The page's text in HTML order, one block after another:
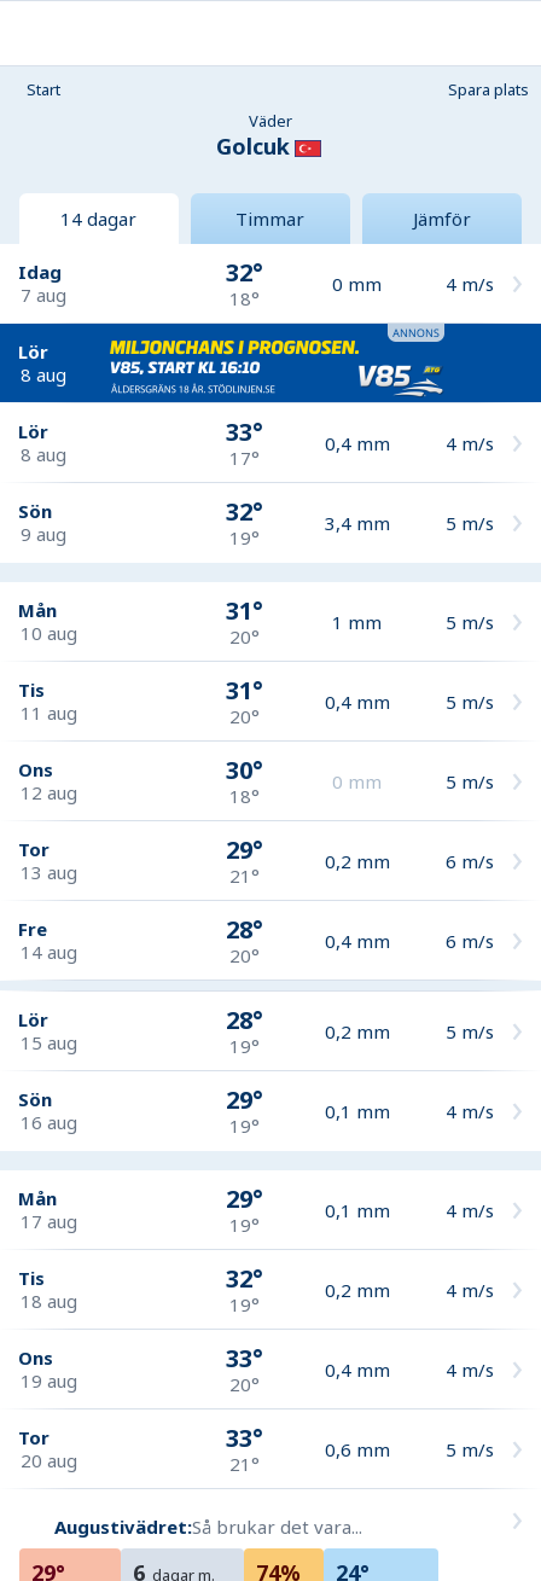
Start
Spara plats
Väder
Golcuk
14 dagar Timmar Jämför
Idag
7 aug
32°
18°
0 mm 4 m/s
Lör
8 aug
Lör
8 aug
33°
17°
0,4 mm 4 m/s
Sön
9 aug
32°
19°
3,4 mm 5 m/s
Mån
10 aug
31°
20°
1 mm 5 m/s
Tis
11 aug
31°
20°
0,4 mm 5 m/s
Ons
12 aug
30°
18°
0 mm 5 m/s
Tor
13 aug
29°
21°
0,2 mm 6 m/s
Fre
14 aug
28°
20°
0,4 mm 6 m/s
Lör
15 aug
28°
19°
0,2 mm 5 m/s
Sön
16 aug
29°
19°
0,1 mm 4 m/s
Mån
17 aug
29°
19°
0,1 mm 4 m/s
Tis
18 aug
32°
19°
0,2 mm 4 m/s
Ons
19 aug
33°
20°
0,4 mm 4 m/s
Tor
20 aug
33°
21°
0,6 mm 5 m/s
Augustivädret:Så brukar det vara...
29° 6 dagar m.
74% 24°